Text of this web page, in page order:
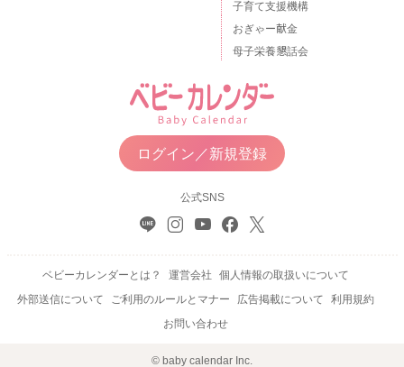
子育て支援機構
おぎゃー献金
母子栄養懇話会
ログイン／新規登録
公式SNS
ベビーカレンダーとは？ 運営会社
個人情報の取扱いについて
外部送信について
ご利用のルールとマナー 広告掲載について
利用規約
お問い合わせ
© baby calendar Inc.